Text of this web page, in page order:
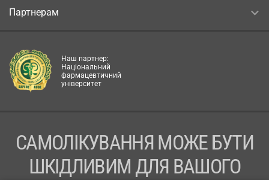
Партнерам
Наш партнер:
Національний
фармацевтичний
університет
САМОЛІКУВАННЯ МОЖЕ БУТИ
ШКІДЛИВИМ ДЛЯ ВАШОГО